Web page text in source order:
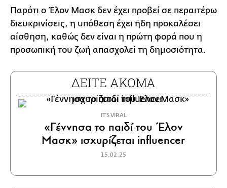
Παρότι ο Έλον Μασκ δεν έχει προβεί σε περαιτέρω
διευκρινίσεις, η υπόθεση έχει ήδη προκαλέσει
αίσθηση, καθώς δεν είναι η πρώτη φορά που η
προσωπική του ζωή απασχολεί τη δημοσιότητα.
ΔΕΙΤΕ ΑΚΟΜΑ
IT'S VIRAL
«Γέννησα το παιδί του Έλον
Μασκ» ισχυρίζεται influencer
15.02.25